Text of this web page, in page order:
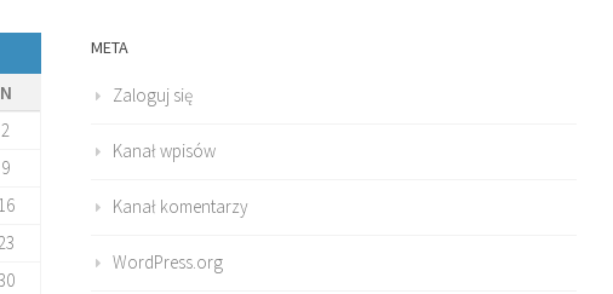
N
2
9
16
META
Zaloguj się
Kanał wpisów
Kanał komentarzy
WordPress.org